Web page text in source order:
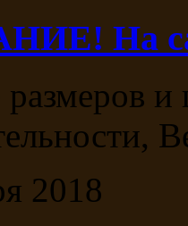
На
и
2018